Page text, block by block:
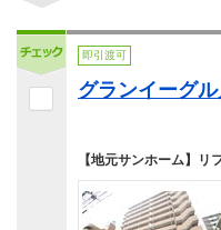
即引渡可
グランイーグ
【地元サンホーム】リ